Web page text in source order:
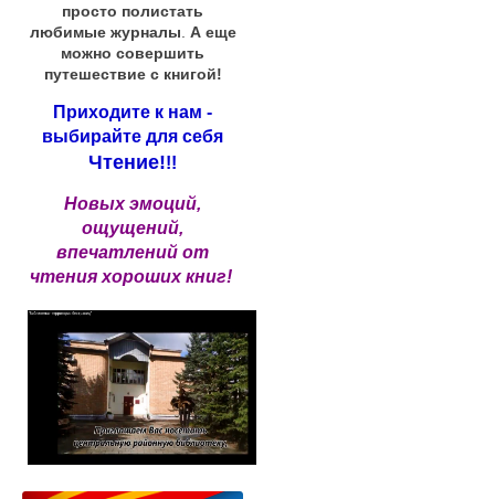
просто полистать
любимые журналы А еще
можно совершить
путешествие с книгой!
Приходите к нам -
выбирайте для себя
Чтение!!!
Новых эмоций,
ощущений,
впечатлений от
чтения хороших книг!